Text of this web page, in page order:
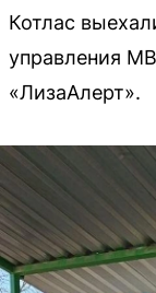
Котлас
управления
«ЛизаАлерт».